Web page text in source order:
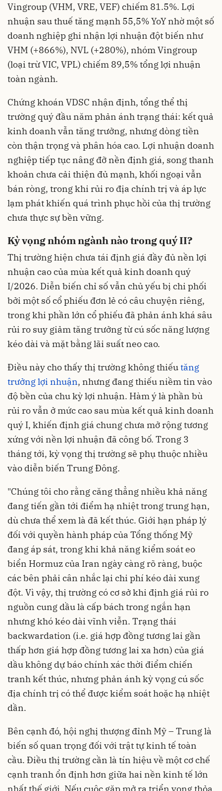
Vingroup (VHM, VRE, VEF) chiếm 81.5%. Lợi
nhuận sau thuế tăng mạnh 55,5% YoY nhờ một số
doanh nghiệp ghi nhận lợi nhuận đột biến như
VHM (+866%), NVL (+280%), nhóm Vingroup
(loại trừ VIC, VPL) chiếm 89,5% tổng lợi nhuận
toàn ngành.
Chứng khoán VDSC nhận định, tổng thể thị
trường quý đầu năm phản ánh trạng thái: kết quả
kinh doanh vẫn tăng trưởng, nhưng dòng tiền
còn thận trọng và phân hóa cao. Lợi nhuận doanh
nghiệp tiếp tục nâng đỡ nền định giá, song thanh
khoản chưa cải thiện đủ mạnh, khối ngoại vẫn
bán ròng, trong khi rủi ro địa chính trị và áp lực
lạm phát khiến quá trình phục hồi của thị trường
chưa thực sự bền vững.
Kỳ vọng nhóm ngành nào trong quý II?
Thị trường hiện chưa tái định giá đầy đủ nền lợi
nhuận cao của mùa kết quả kinh doanh quý
I/2026. Diễn biến chỉ số vẫn chủ yếu bị chi phối
bởi một số cổ phiếu đơn lẻ có câu chuyện riêng,
trong khi phần lớn cổ phiếu đã phản ánh khá sâu
rủi ro suy giảm tăng trưởng từ cú sốc năng lượng
kéo dài và mặt bằng lãi suất neo cao.
Điều này cho thấy thị trường không thiếutăng
trưởng lợi nhuận, nhưng đang thiếu niềm tin vào
độ bền của chu kỳ lợi nhuận. Hàm ý là phần bù
rủi ro vẫn ở mức cao sau mùa kết quả kinh doanh
quý I, khiến định giá chung chưa mở rộng tương
xứng với nền lợi nhuận đã công bố. Trong 3
tháng tới, kỳ vọng thị trường sẽ phụ thuộc nhiều
vào diễn biến Trung Đông.
"Chúng tôi cho rằng căng thẳng nhiều khả năng
đang tiến gần tới điểm hạ nhiệt trong trung hạn,
dù chưa thể xem là đã kết thúc. Giới hạn pháp lý
đối với quyền hành pháp của Tổng thống Mỹ
đang áp sát, trong khi khả năng kiểm soát eo
biển Hormuz của Iran ngày càng rõ ràng, buộc
các bên phải cân nhắc lại chi phí kéo dài xung
đột. Vì vậy, thị trường có cơ sở khi định giá rủi ro
nguồn cung dầu là cấp bách trong ngắn hạn
nhưng khó kéo dài vĩnh viễn. Trạng thái
backwardation (i.e. giá hợp đồng tương lai gần
thấp hơn giá hợp đồng tương lai xa hơn) của giá
dầu không dự báo chính xác thời điểm chiến
tranh kết thúc, nhưng phản ánh kỳ vọng cú sốc
địa chính trị có thể được kiểm soát hoặc hạ nhiệt
dần.
Bên cạnh đó, hội nghị thượng đỉnh Mỹ – Trung là
biến số quan trọng đối với trật tự kinh tế toàn
cầu. Điều thị trường cần là tín hiệu về một cơ chế
cạnh tranh ổn định hơn giữa hai nền kinh tế lớn
nhất thế giới. Nếu cuộc gặp mở ra triển vọng thỏa